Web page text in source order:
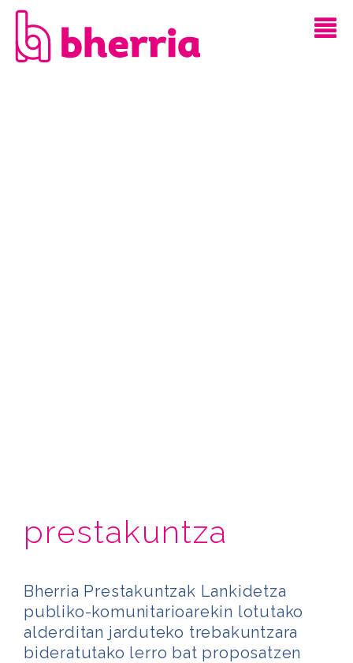
prestakuntza
Bherria Prestakuntzak Lankidetza
publiko-komunitarioarekin lotutako
alderditan jarduteko trebakuntzara
bideratutako lerro bat proposatzen